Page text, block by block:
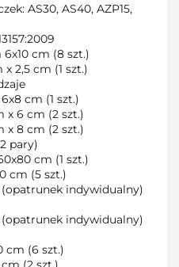
AS30, AS40, AZP15,
cm (8 szt.)
2,5 cm (1 szt.)
cm (1 szt.)
x 6 cm (2 szt.)
x 8 cm (2 szt.)
pary)
cm (1 szt.)
cm (5 szt.)
indywidualny)
indywidualny)
cm (6 szt.)